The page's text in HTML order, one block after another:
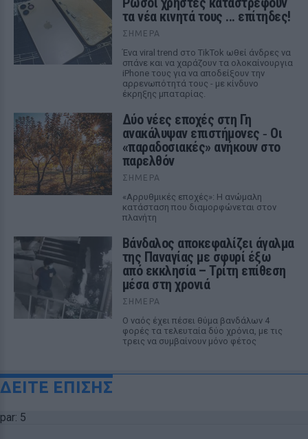
τα νέα κινητά τους ... επίτηδες!
ΣΉΜΕΡΑ
Ένα viral trend στο TikTok ωθεί άνδρες να
σπάνε και να χαράζουν τα ολοκαίνουργια
iPhone τους για να αποδείξουν την
αρρενωπότητά τους - με κίνδυνο
έκρηξης μπαταρίας.
Δύο νέες εποχές στη Γη
ανακάλυψαν επιστήμονες ‑ Oι
«παραδοσιακές» ανήκουν στο
παρελθόν
ΣΉΜΕΡΑ
«Αρρυθμικές εποχές»: Η ανώμαλη
κατάσταση που διαμορφώνεται στον
πλανήτη
Βάνδαλος αποκεφαλίζει άγαλμα
της Παναγίας με σφυρί έξω
από εκκλησία – Τρίτη επίθεση
μέσα στη χρονιά
ΣΉΜΕΡΑ
Ο ναός έχει πέσει θύμα βανδάλων 4
φορές τα τελευταία δύο χρόνια, με τις
τρεις να συμβαίνουν μόνο φέτος
ΔΕΙΤΕ ΕΠΙΣΗΣ
par: 5